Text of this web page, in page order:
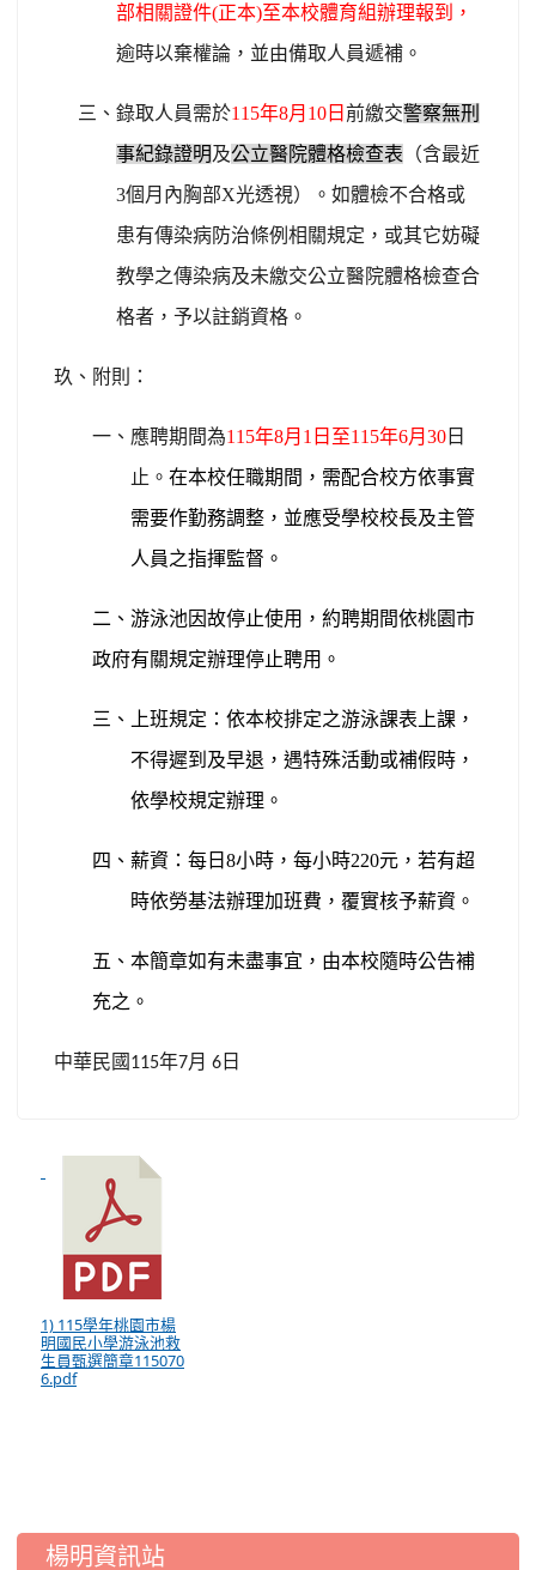
部相關證件(正本)至本校體育組辦理報到，
逾時以棄權論，並由備取人員遞補。
三、錄取人員需於115年8月10日 前繳交警察無刑
事紀錄證明 及公立醫院體格檢查表 （含最近
3個月內胸部X光透視）。如體檢不合格或
患有傳染病防治條例相關規定，或其它妨礙
教學之傳染病及未繳交公立醫院體格檢查合
格者，予以註銷資格。
玖、附則：
一、應聘期間為115年8月1日至115年6月30 日
止。 在本校任職期間，需配合校方依事實
需要作勤務調整，並應受學校校長及主管
人員之指揮監督。
二、游泳池因故停止使用，約聘期間依桃園市
政府有關規定辦理停止聘用。
三、上班規定：依本校排定之游泳課表上課，
不得遲到及早退，遇特殊活動或補假時，
依學校規定辦理。
四、薪資：每日8小時，每小時220元，若有超
時依勞基法辦理加班費，覆實核予薪資。
五、本簡章如有未盡事宜，由本校隨時公告補
充之。
中華民國 115年7月 6 日
1) 115學年桃園市楊
明國民小學游泳池救
生員甄選簡章115070
6.pdf
::: 楊明資訊站